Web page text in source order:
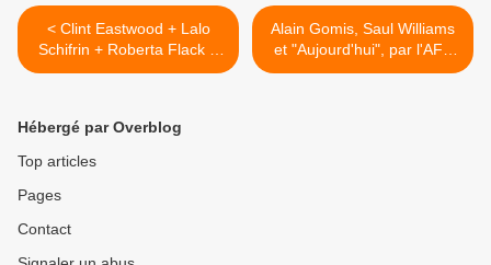
< Clint Eastwood + Lalo
Schifrin + Roberta Flack =
This side of forever
Alain Gomis, Saul Williams
et "Aujourd'hui", par l'AFP
mais en anglais - Sortie
Hébergé par Overblog
Top articles
Pages
Contact